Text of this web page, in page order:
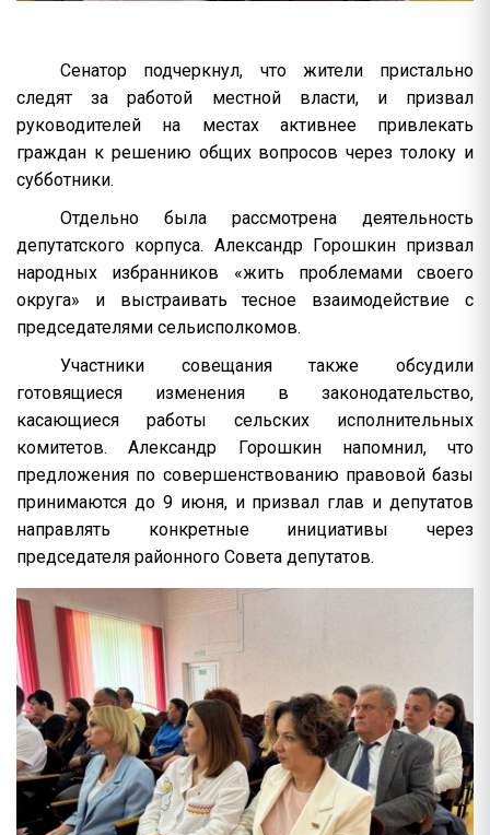
Сенатор подчеркнул, что жители пристально
следят за работой местной власти, и призвал
руководителей на местах активнее привлекать
граждан к решению общих вопросов через толоку и
субботники.
Отдельно была рассмотрена деятельность
депутатского корпуса. Александр Горошкин призвал
народных избранников «жить проблемами своего
округа» и выстраивать тесное взаимодействие с
председателями сельисполкомов.
Участники совещания также обсудили
готовящиеся изменения в законодательство,
касающиеся работы сельских исполнительных
комитетов. Александр Горошкин напомнил, что
предложения по совершенствованию правовой базы
принимаются до 9 июня, и призвал глав и депутатов
направлять конкретные инициативы через
председателя районного Совета депутатов.